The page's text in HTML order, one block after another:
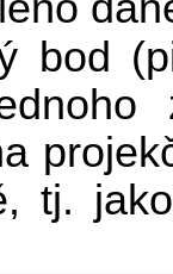
bod
tj.